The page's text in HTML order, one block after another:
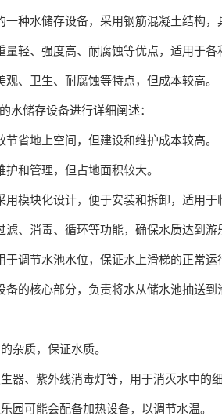
种水储存设备，采用钢筋混凝土结构，
轻、强度高、耐腐蚀等优点，适用于各
、卫生、耐腐蚀等特点，但成本较高。
水储存设备进行详细阐述：
省地上空间，但建设和维护成本较高。
和管理，但占地面积较大。
模块化设计，便于安装和拆卸，适用于
、消毒、循环等功能，确保水质达到游
调节水池水位，保证水上滑梯的正常运
的核心部分，负责将水从储水池抽送到
杂质，保证水质。
器、紫外线消毒灯等，用于消灭水中的细
园可能会配备加热设备，以调节水温。